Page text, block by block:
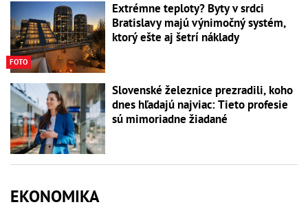
FOTO
Extrémne teploty? Byty v srdci
Bratislavy majú výnimočný systém,
ktorý ešte aj šetrí náklady
Slovenské železnice prezradili, koho
dnes hľadajú najviac: Tieto profesie
sú mimoriadne žiadané
EKONOMIKA